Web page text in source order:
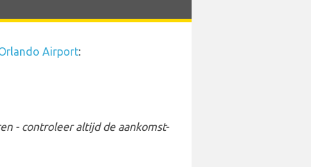
Airport:
- controleer altijd de aankomst-